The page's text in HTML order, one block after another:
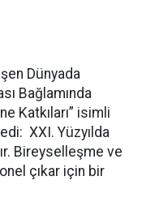
Dünyada
Bağlamında
Katkıları” isimli
XXI. Yüzyılda
Bireyselleşme ve
çıkar için bir